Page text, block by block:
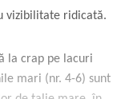
vizibilitate ridicată.
la crap pe lacuri
mari (nr. 4-6) sunt